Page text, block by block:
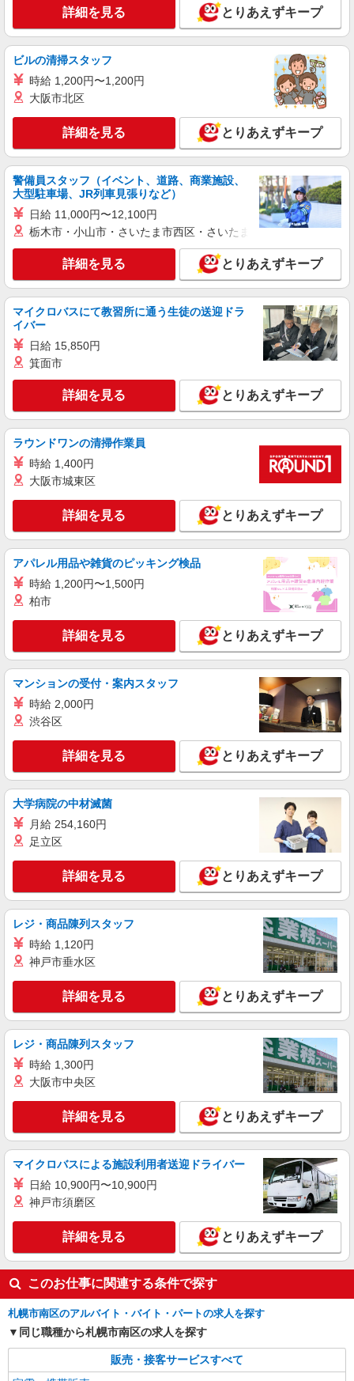
詳細を見る とりあえずキープ
ビルの清掃スタッフ
時給 1,200円〜1,200円
大阪市北区
詳細を見る とりあえずキープ
警備員スタッフ（イベント、道路、商業施設、
大型駐車場、JR列車見張りなど）
日給 11,000円〜12,100円
栃木市・小山市・さいたま市西区・さいたま市岩槻区・久喜市・
詳細を見る とりあえずキープ
マイクロバスにて教習所に通う生徒の送迎ドラ
イバー
日給 15,850円
箕面市
詳細を見る とりあえずキープ
ラウンドワンの清掃作業員
時給 1,400円
大阪市城東区
詳細を見る とりあえずキープ
アパレル用品や雑貨のピッキング検品
時給 1,200円〜1,500円
柏市
詳細を見る とりあえずキープ
マンションの受付・案内スタッフ
時給 2,000円
渋谷区
詳細を見る とりあえずキープ
大学病院の中材滅菌
月給 254,160円
足立区
詳細を見る とりあえずキープ
レジ・商品陳列スタッフ
時給 1,120円
神戸市垂水区
詳細を見る とりあえずキープ
レジ・商品陳列スタッフ
時給 1,300円
大阪市中央区
詳細を見る とりあえずキープ
マイクロバスによる施設利用者送迎ドライバー
日給 10,900円〜10,900円
神戸市須磨区
詳細を見る とりあえずキープ
このお仕事に関連する条件で探す
札幌市南区のアルバイト・バイト・パートの求人を探す
同じ職種から札幌市南区の求人を探す
販売・接客サービスすべて